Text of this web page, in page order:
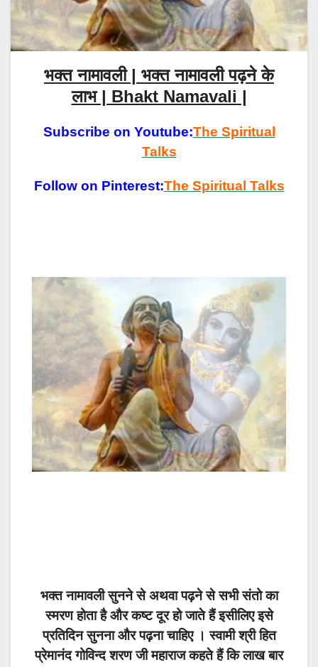
भक्त नामावली | भक्त नामावली पढ़ने के
लाभ | Bhakt Namavali |
Subscribe on Youtube:The Spiritual
Talks
Follow on Pinterest:The Spiritual Talks
भक्त नामावली सुनने से अथवा पढ़ने से सभी संतो का
स्मरण होता है और कष्ट दूर हो जाते हैं इसीलिए इसे
प्रतिदिन सुनना और पढ़ना चाहिए । स्वामी श्री हित
प्रेमानंद गोविन्द शरण जी महाराज कहते हैं कि लाख बार